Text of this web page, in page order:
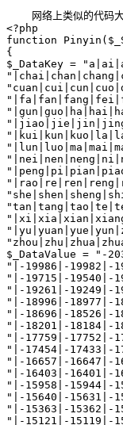
网络上类似的代码
<?php
function
{
$_DataKey =
$_DataValue = "-
"|-19986|-19982|-
"|-19715|-19540|-
"|-19261|-19249|-
"|-18996|-18977|-
"|-18696|-18526|-
"|-18201|-18184|-
"|-17759|-17752|-
"|-17454|-17433|-
"|-16657|-16647|-
"|-16403|-16401|-
"|-15958|-15944|-
"|-15640|-15631|-
"|-15363|-15362|-
"|-15121|-15119|-